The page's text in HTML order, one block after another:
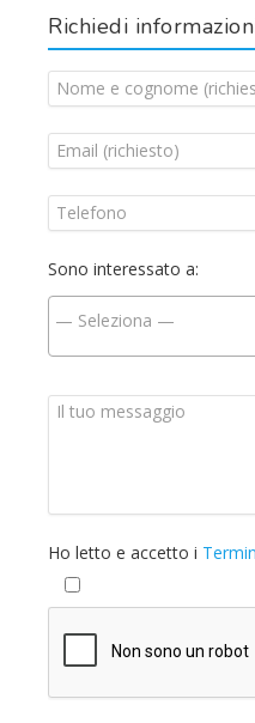
Richiedi
Sono interessato a:
Ho letto e accetto i